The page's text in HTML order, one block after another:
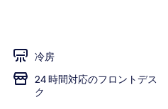
冷房
24 時間対応のフロントデス
ク